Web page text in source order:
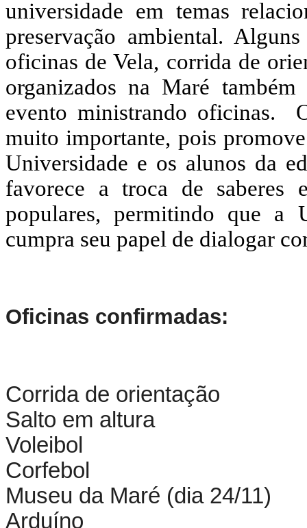
universidade em temas
preservação ambiental.
oficinas de Vela, corrida de
organizados na Maré
evento ministrando oficinas.
muito importante, pois
Universidade e os alunos da
favorece a troca de saberes
populares, permitindo que a
cumpra seu papel de dialogar
Oficinas confirmadas:
Corrida de orientação
Salto em altura
Voleibol
Corfebol
Museu da Maré (dia 24/11)
Arduíno